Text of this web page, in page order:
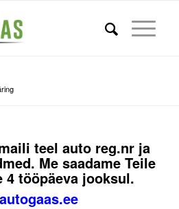
teel auto reg.nr ja
Me saadame Teile
4 tööpäeva jooksul.